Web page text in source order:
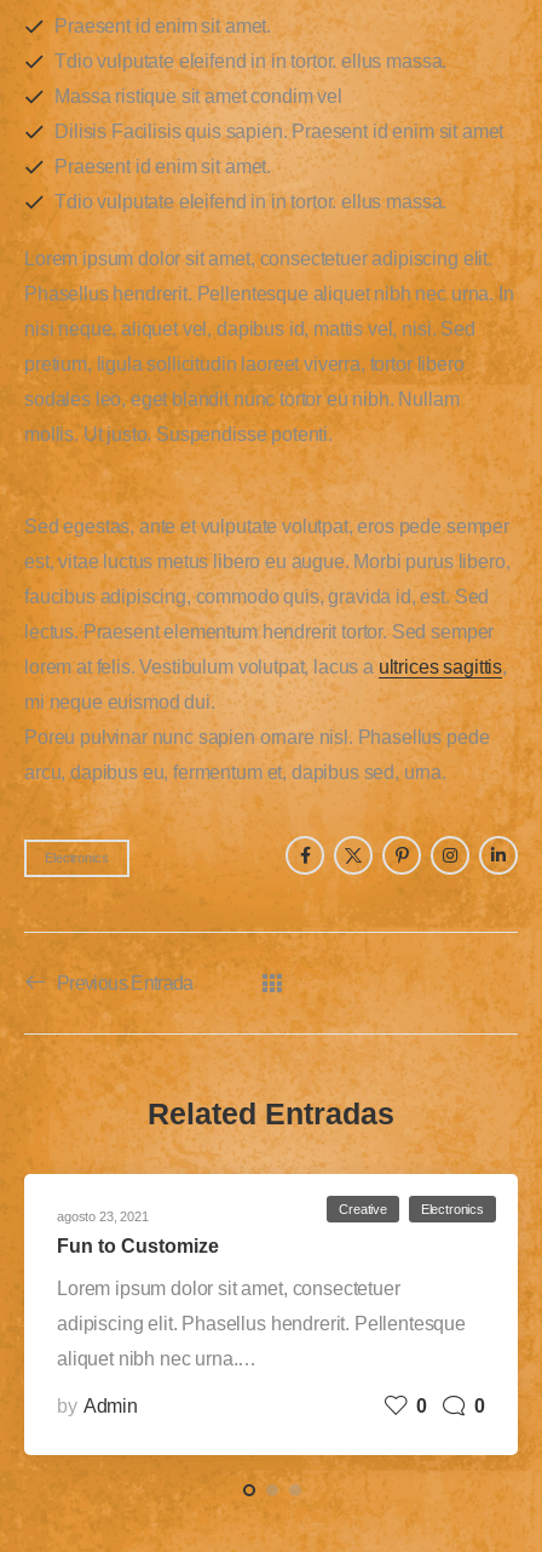
Praesent id enim sit amet.
Tdio vulputate eleifend in in tortor. ellus massa.
Massa ristique sit amet condim vel
Dilisis Facilisis quis sapien. Praesent id enim sit amet
Praesent id enim sit amet.
Tdio vulputate eleifend in in tortor. ellus massa.
Lorem ipsum dolor sit amet, consectetuer adipiscing elit.
Phasellus hendrerit. Pellentesque aliquet nibh nec urna. In
nisi neque, aliquet vel, dapibus id, mattis vel, nisi. Sed
pretium, ligula sollicitudin laoreet viverra, tortor libero
sodales leo, eget blandit nunc tortor eu nibh. Nullam
mollis. Ut justo. Suspendisse potenti.
Sed egestas, ante et vulputate volutpat, eros pede semper
est, vitae luctus metus libero eu augue. Morbi purus libero,
faucibus adipiscing, commodo quis, gravida id, est. Sed
lectus. Praesent elementum hendrerit tortor. Sed semper
lorem at felis. Vestibulum volutpat, lacus aultrices sagittis,
mi neque euismod dui.
Poreu pulvinar nunc sapien ornare nisl. Phasellus pede
arcu, dapibus eu, fermentum et, dapibus sed, urna.
Electronics
Previous Entrada
Related Entradas
agosto 23, 2021 Creative Electronics
Fun to Customize
Lorem ipsum dolor sit amet, consectetuer
adipiscing elit. Phasellus hendrerit. Pellentesque
aliquet nibh nec urna.…
by Admin 0 0